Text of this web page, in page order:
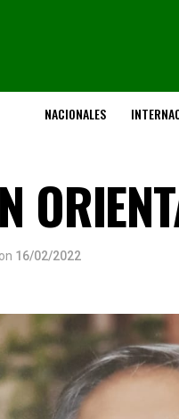
NACIONALES
on 16/02/2022